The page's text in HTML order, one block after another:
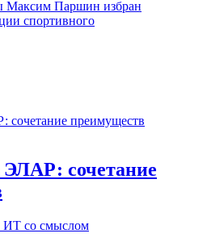
Максим Паршин избран
спортивного
ЭЛАР: сочетание